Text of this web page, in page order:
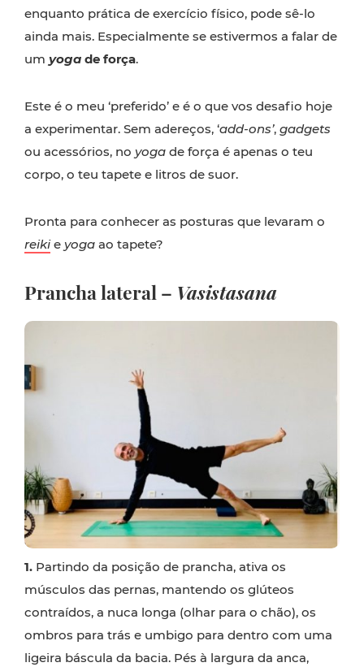
enquanto prática de exercício físico, pode sê-lo
ainda mais. Especialmente se estivermos a falar de
um yoga de força.
Este é o meu ‘preferido’ e é o que vos desafio hoje
a experimentar. Sem adereços, ‘add-ons’, gadgets
ou acessórios, no yoga de força é apenas o teu
corpo, o teu tapete e litros de suor.
Pronta para conhecer as posturas que levaram o
reikie yoga ao tapete?
Prancha lateral – Vasistasana
1. Partindo da posição de prancha, ativa os
músculos das pernas, mantendo os glúteos
contraídos, a nuca longa (olhar para o chão), os
ombros para trás e umbigo para dentro com uma
ligeira báscula da bacia. Pés à largura da anca,